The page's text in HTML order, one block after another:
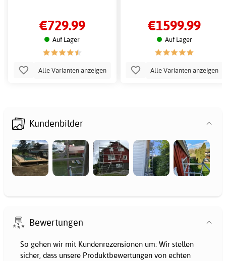
€729.99
Auf Lager
Alle Varianten anzeigen
€1599.99
Auf Lager
Alle Varianten anzeigen
Kundenbilder
Bewertungen
So gehen wir mit Kundenrezensionen um: Wir stellen
sicher, dass unsere Produktbewertungen von echten